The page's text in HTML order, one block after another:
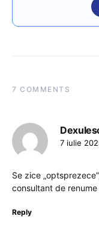
7 COMMENTS
7 iulie
Se zice
consultant de
Reply